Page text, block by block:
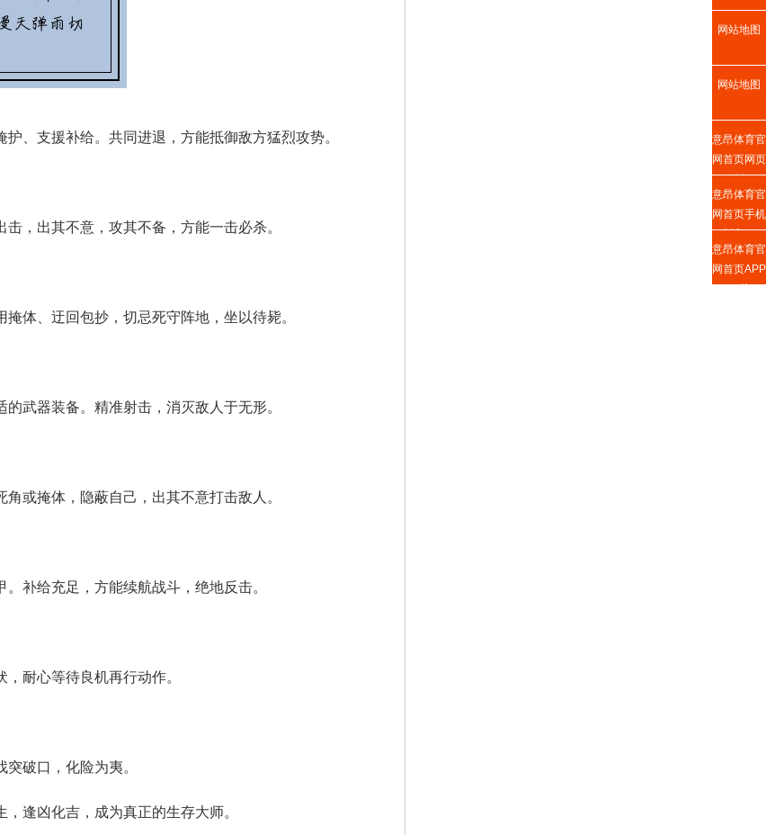
、支援补给。共同进退，方能抵御敌方猛烈攻势。
，出其不意，攻其不备，方能一击必杀。
体、迂回包抄，切忌死守阵地，坐以待毙。
武器装备。精准射击，消灭敌人于无形。
或掩体，隐蔽自己，出其不意打击敌人。
补给充足，方能续航战斗，绝地反击。
耐心等待良机再行动作。
破口，化险为夷。
逢凶化吉，成为真正的生存大师。
网站地图
网站地图
意昂体育官
网首页网页
版
意昂体育官
网首页手机
版入口
意昂体育官
网首页APP